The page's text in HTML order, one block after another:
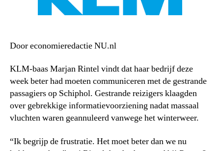
Door economieredactie NU.nl
KLM-baas Marjan Rintel vindt dat haar bedrijf deze
week beter had moeten communiceren met de gestrande
passagiers op Schiphol. Gestrande reizigers klaagden
over gebrekkige informatievoorziening nadat massaal
vluchten waren geannuleerd vanwege het winterweer.
“Ik begrijp de frustratie. Het moet beter dan we nu